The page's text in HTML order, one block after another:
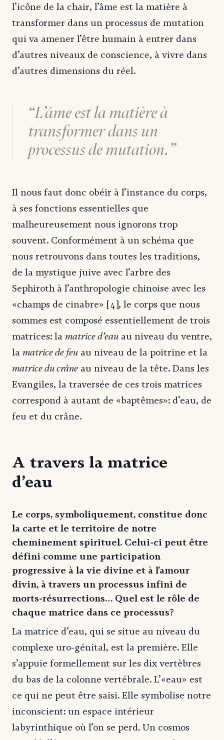
l’icône de la chair, l’âme est la matière à
transformer dans un processus de mutation
qui va amener l’être humain à entrer dans
d’autres niveaux de conscience, à vivre dans
d’autres dimensions du réel.
L’âme est la matière à
transformer dans un
processus de mutation.
Il nous faut donc obéir à l’instance du corps,
à ses fonctions essentielles que
malheureusement nous ignorons trop
souvent. Conformément à un schéma que
nous retrouvons dans toutes les traditions,
de la mystique juive avec l’arbre des
Sephiroth à l’anthropologie chinoise avec les
«champs de cinabre» [4], le corps que nous
sommes est composé essentiellement de trois
matrices: la matrice d’eau au niveau du ventre,
la matrice de feu au niveau de la poitrine et la
matrice du crâne au niveau de la tête. Dans les
Evangiles, la traversée de ces trois matrices
correspond à autant de «baptêmes»: d’eau, de
feu et du crâne.
A travers la matrice
d’eau
Le corps, symboliquement, constitue donc
la carte et le territoire de notre
cheminement spirituel. Celui-ci peut être
défini comme une participation
progressive à la vie divine et à l’amour
divin, à travers un processus infini de
morts-résurrections… Quel est le rôle de
chaque matrice dans ce processus?
La matrice d’eau, qui se situe au niveau du
complexe uro-génital, est la première. Elle
s’appuie formellement sur les dix vertèbres
du bas de la colonne vertébrale. L’«eau» est
ce qui ne peut être saisi. Elle symbolise notre
inconscient: un espace intérieur
labyrinthique où l’on se perd. Un cosmos